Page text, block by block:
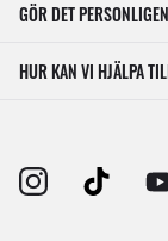
GÖR DET PERSONLIGEN
HUR KAN VI HJÄLPA